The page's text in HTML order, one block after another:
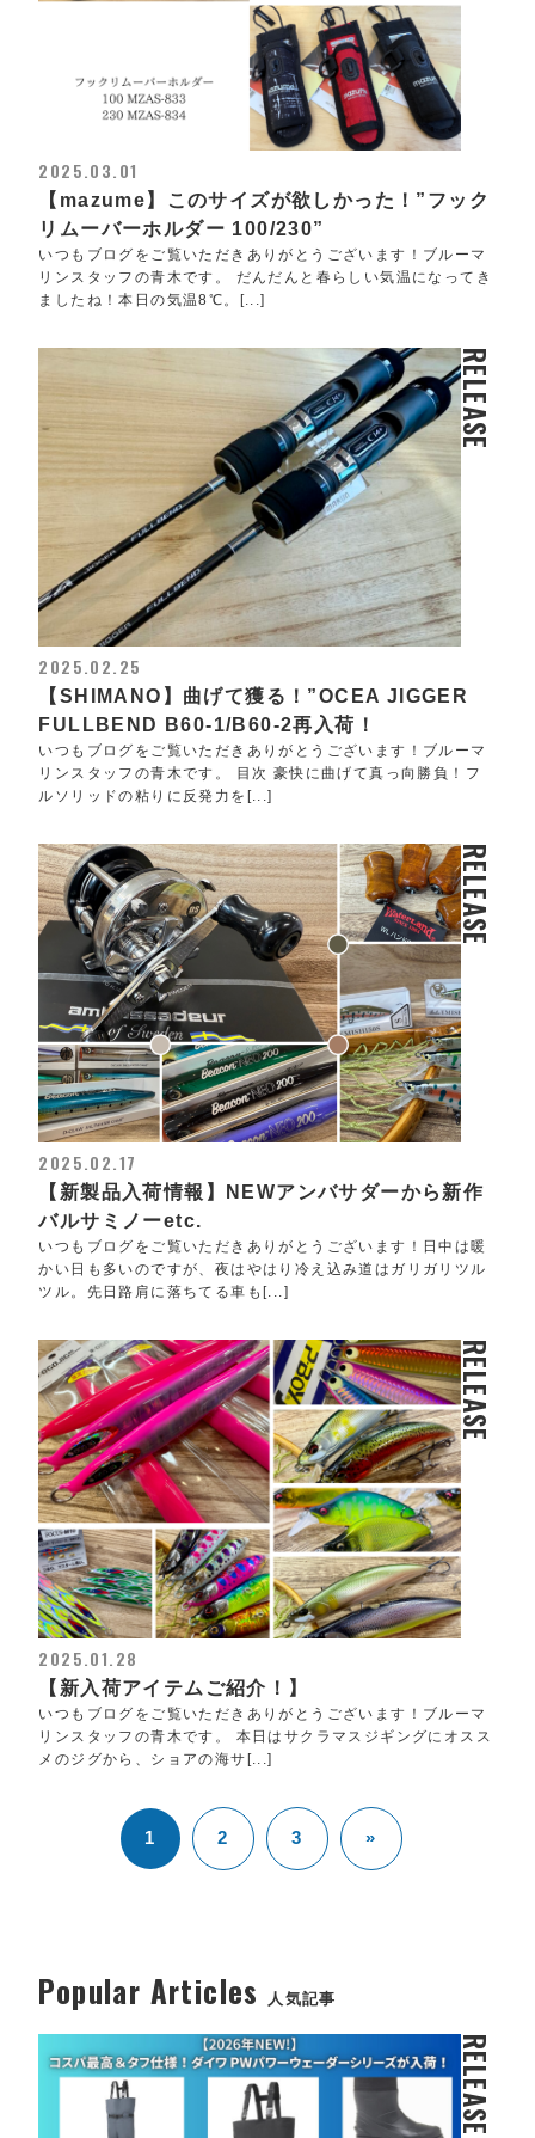
2025.03.01
【mazume】このサイズが欲しかった！”フック
リムーバーホルダー 100/230”
いつもブログをご覧いただきありがとうございます！ブルーマ
リンスタッフの青木です。 だんだんと春らしい気温になってき
ましたね！本日の気温8℃。[...]
RELEASE
2025.02.25
【SHIMANO】曲げて獲る！”OCEA JIGGER
FULLBEND B60-1/B60-2再入荷！
いつもブログをご覧いただきありがとうございます！ブルーマ
リンスタッフの青木です。 目次 豪快に曲げて真っ向勝負！フ
ルソリッドの粘りに反発力を[...]
RELEASE
2025.02.17
【新製品入荷情報】NEWアンバサダーから新作
バルサミノーetc.
いつもブログをご覧いただきありがとうございます！日中は暖
かい日も多いのですが、夜はやはり冷え込み道はガリガリツル
ツル。先日路肩に落ちてる車も[...]
RELEASE
2025.01.28
【新入荷アイテムご紹介！】
いつもブログをご覧いただきありがとうございます！ブルーマ
リンスタッフの青木です。 本日はサクラマスジギングにオスス
メのジグから、ショアの海サ[...]
1 2 3 »
Popular Articles 人気記事
RELEASE